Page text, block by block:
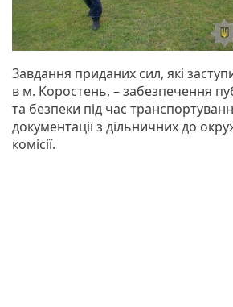
Завдання приданих сил, які
в м. Коростень, – забезпечення
та безпеки під час
документації з дільничних до
комісії.